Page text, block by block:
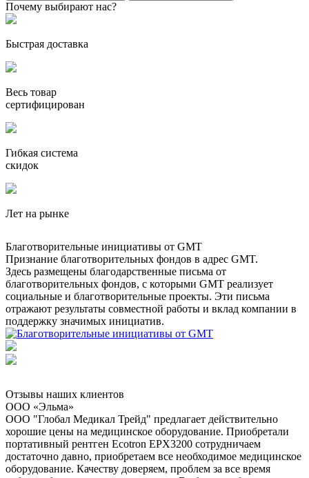
Почему выбирают нас?
Быстрая доставка
Весь товар
сертифицирован
Гибкая система
скидок
Лет на рынке
Благотворительные инициативы от GMT
Признание благотворительных фондов в адрес GMT.
Здесь размещены благодарственные письма от
благотворительных фондов, с которыми GMT реализует
социальные и благотворительные проекты. Эти письма
отражают результаты совместной работы и вклад компании в
поддержку значимых инициатив.
Отзывы наших клиентов
ООО «Эльма»
ООО "Глобал Медикал Трейд" предлагает действительно
хорошие цены на медицинское оборудование. Приобретали
портативный рентген Ecotron EPX3200 сотрудничаем
достаточно давно, приобретаем все необходимое медицинское
оборудование. Качеству доверяем, проблем за все время